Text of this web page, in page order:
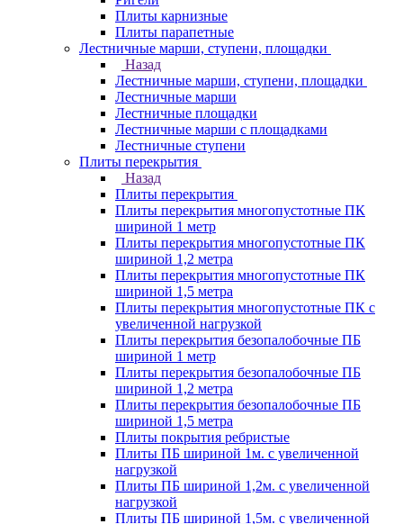
Плиты карнизные
Плиты парапетные
Лестничные марши, ступени, площадки
Назад
Лестничные марши, ступени, площадки
Лестничные марши
Лестничные площадки
Лестничные марши с площадками
Лестничные ступени
Плиты перекрытия
Назад
Плиты перекрытия
Плиты перекрытия многопустотные ПК
шириной 1 метр
Плиты перекрытия многопустотные ПК
шириной 1,2 метра
Плиты перекрытия многопустотные ПК
шириной 1,5 метра
Плиты перекрытия многопустотные ПК с
увеличенной нагрузкой
Плиты перекрытия безопалобочные ПБ
шириной 1 метр
Плиты перекрытия безопалобочные ПБ
шириной 1,2 метра
Плиты перекрытия безопалобочные ПБ
шириной 1,5 метра
Плиты покрытия ребристые
Плиты ПБ шириной 1м. с увеличенной
нагрузкой
Плиты ПБ шириной 1,2м. с увеличенной
нагрузкой
Плиты ПБ шириной 1,5м. с увеличенной